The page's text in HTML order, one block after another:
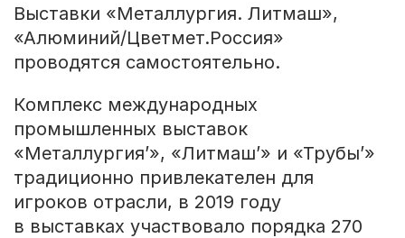
Выставки «Металлургия. Литмаш»,
«Алюминий/Цветмет.Россия»
проводятся самостоятельно.
Комплекс международных
промышленных выставок
«Металлургия’», «Литмаш’» и «Трубы’»
традиционно привлекателен для
игроков отрасли, в 2019 году
в выставках участвовало порядка 270